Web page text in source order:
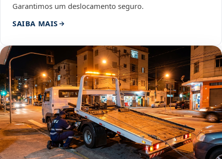
Garantimos um deslocamento seguro.
SAIBA MAIS